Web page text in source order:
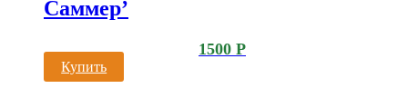
Саммер’
1500 Р
Купить